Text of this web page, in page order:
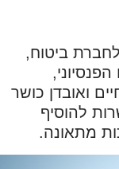
ביטוח,
ואובדן כושר
להוסיף
מתאונה.